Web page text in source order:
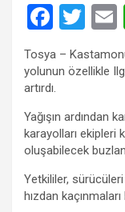
F
ce
b
o
o
k
T
wi
tt
Tosya –
yolunun özellikle
artırdı.
Yağışın ardından
karayolları ekipleri
oluşabilecek
Yetkililer,
hızdan